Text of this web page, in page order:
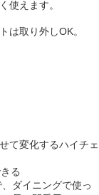
使えます。
は取り外しOK。
て変化するハイチェ
る
ダイニングで使っ